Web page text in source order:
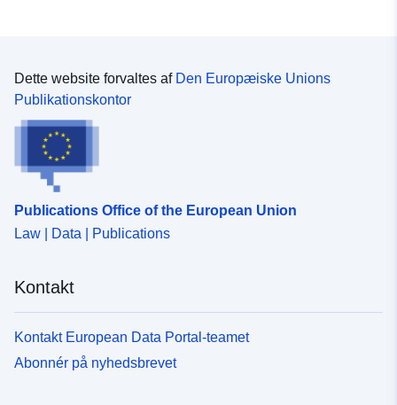
Dette website forvaltes af Den Europæiske Unions
Publikationskontor
Publications Office of the European Union
Law | Data | Publications
Kontakt
Kontakt European Data Portal-teamet
Abonnér på nyhedsbrevet